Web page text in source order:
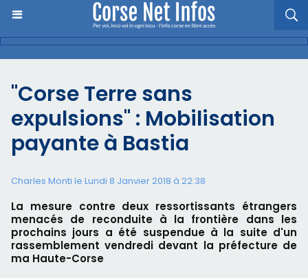
"Corse Terre sans
expulsions" : Mobilisation
payante à Bastia
Charles Monti le Lundi 8 Janvier 2018 à 22:38
La mesure contre deux ressortissants étrangers
menacés de reconduite à la frontière dans les
prochains jours a été suspendue à la suite d'un
rassemblement vendredi devant la préfecture de
ma Haute-Corse